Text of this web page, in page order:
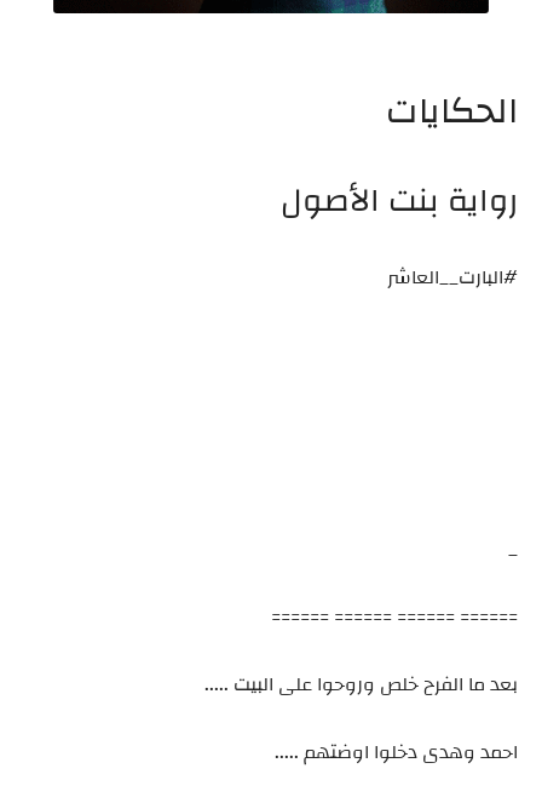
الحكايات
رواية بنت الأصول
#البارت__العاشر
_
====== ====== ====== ======
بعد ما الفرح خلص وروحوا على البيت .....
احمد وهدى دخلوا اوضتهم .....